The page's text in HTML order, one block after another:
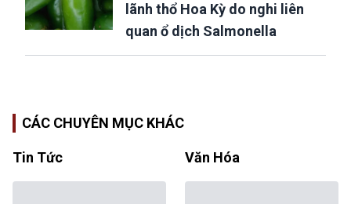
lãnh thổ Hoa Kỳ do nghi liên
quan ổ dịch Salmonella
CÁC CHUYÊN MỤC KHÁC
Tin Tức Văn Hóa